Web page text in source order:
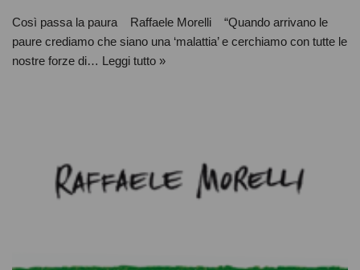
Così passa la paura Raffaele Morelli “Quando arrivano le
paure crediamo che siano una ‘malattia’ e cerchiamo con tutte le
nostre forze di… Leggi tutto »